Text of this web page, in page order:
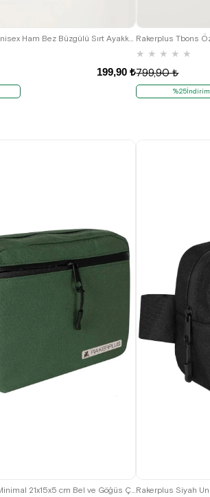
Heep Krem 35x40 cm Unisex Ham Bez Büzgülü Sırt Ayakkabı Çantası
199,90 ₺
★ ★ ★ ★ ★
799,90 ₺
%25İndirim